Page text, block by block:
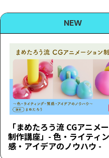
「まめたろう流 CGアニメ
制作講座」- 色・ライティ
感・アイデアのノウハウ -